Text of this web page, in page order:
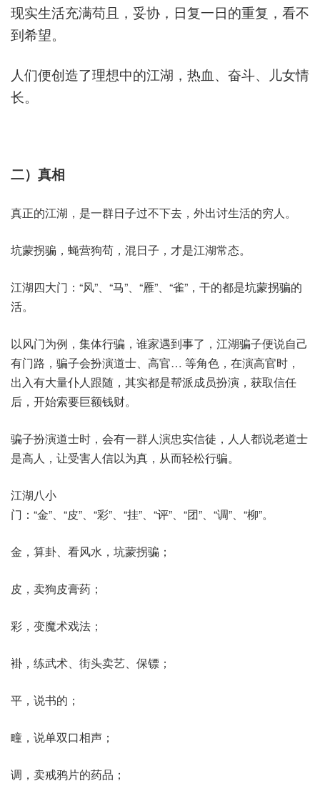
现实生活充满苟且，妥协，日复一日的重复，看不
到希望。
人们便创造了理想中的江湖，热血、奋斗、儿女情
长。
二）真相
真正的江湖，是一群日子过不下去，外出讨生活的穷人。
坑蒙拐骗，蝇营狗苟，混日子，才是江湖常态。
江湖四大门：“风”、“马”、“雁”、“雀”，干的都是坑蒙拐骗的
活。
以风门为例，集体行骗，谁家遇到事了，江湖骗子便说自己
有门路，骗子会扮演道士、高官… 等角色，在演高官时，
出入有大量仆人跟随，其实都是帮派成员扮演，获取信任
后，开始索要巨额钱财。
骗子扮演道士时，会有一群人演忠实信徒，人人都说老道士
是高人，让受害人信以为真，从而轻松行骗。
江湖八小
门：“金”、“皮”、“彩”、“挂”、“评”、“团”、“调”、“柳”。
金，算卦、看风水，坑蒙拐骗；
皮，卖狗皮膏药；
彩，变魔术戏法；
褂，练武术、街头卖艺、保镖；
平，说书的；
疃，说单双口相声；
调，卖戒鸦片的药品；